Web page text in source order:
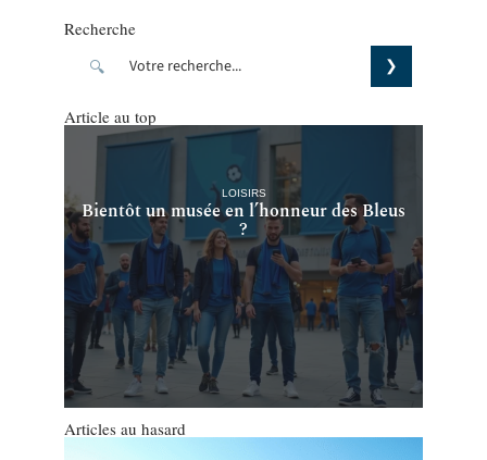
Recherche
Article au top
LOISIRS
Bientôt un musée en l’honneur des Bleus
?
Articles au hasard